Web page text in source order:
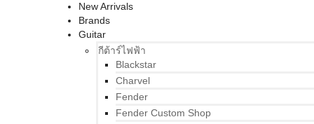
New Arrivals
Brands
Guitar
กีต้าร์ไฟฟ้า
Blackstar
Charvel
Fender
Fender Custom Shop